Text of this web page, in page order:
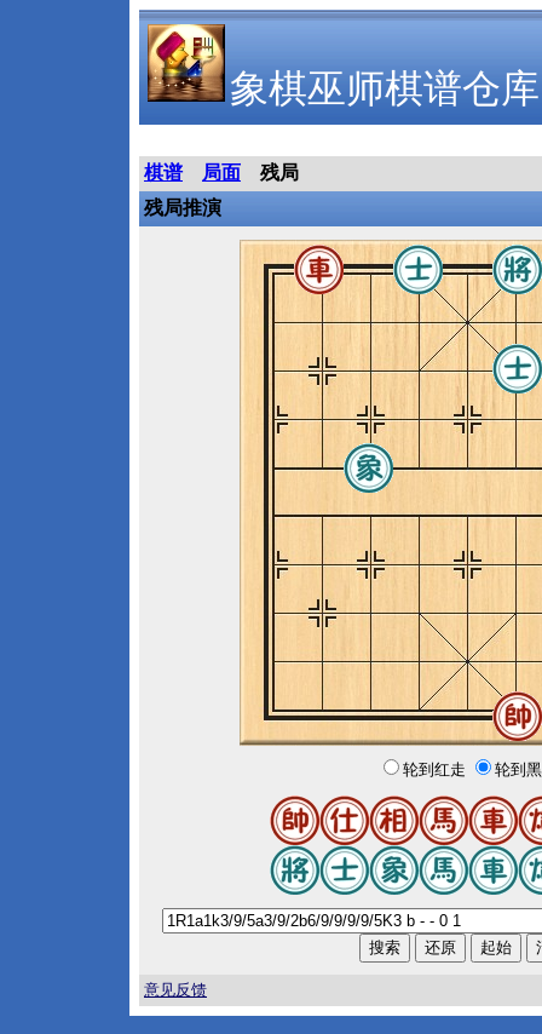
象棋巫师棋谱仓库
棋谱 局面
残局
残局推演
轮到红走 轮到
意见反馈